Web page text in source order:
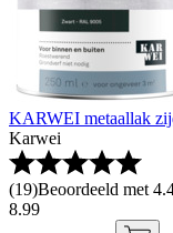
KARWEI metaallak
Karwei
(19)Beoordeeld met
8.99